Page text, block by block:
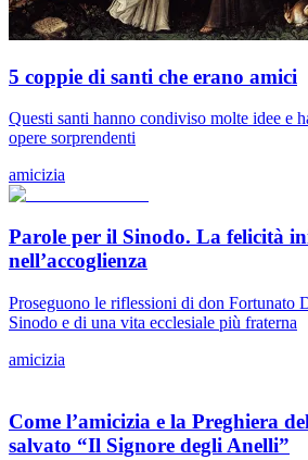
5 coppie di santi che erano amici
Questi santi hanno condiviso molte idee e
opere sorprendenti
amicizia
Parole per il Sinodo. La felicità
nell’accoglienza
Proseguono le riflessioni di don Fortunato
Sinodo e di una vita ecclesiale più fraterna
amicizia
Come l’amicizia e la Preghiera
salvato “Il Signore degli Anelli”